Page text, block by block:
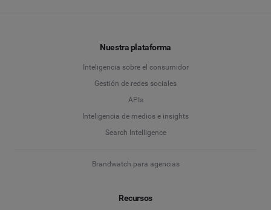
Nuestra plataforma
Inteligencia sobre el consumidor
Gestión de redes sociales
APIs
Inteligencia de medios e insights
Search Intelligence
Brandwatch para agencias
Recursos